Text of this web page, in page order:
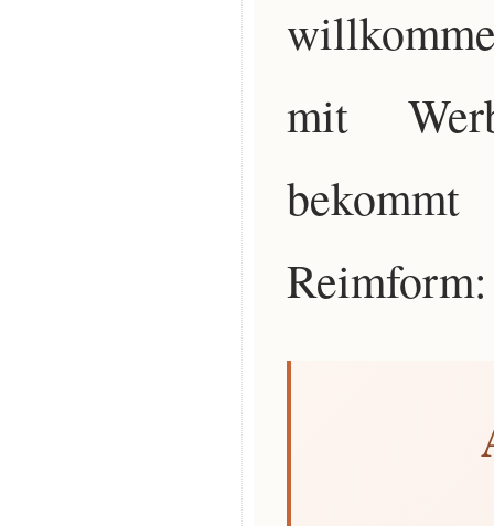
mit
Reimform: